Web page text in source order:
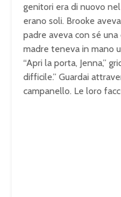
genitori era di nuovo
erano soli. Brooke
padre aveva con sé
madre teneva in mano
“Apri la porta, Jenna,”
difficile.” Guardai
campanello. Le loro